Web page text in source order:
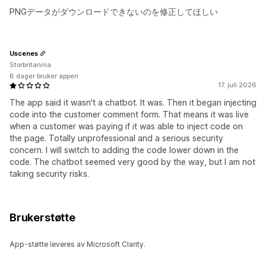
PNGデータがダウンロードできないのを修正してほしい
17. juli 2026
The app said it wasn't a chatbot. It was. Then it began injecting
code into the customer comment form. That means it was live
when a customer was paying if it was able to inject code on
the page. Totally unprofessional and a serious security
concern. I will switch to adding the code lower down in the
code. The chatbot seemed very good by the way, but I am not
taking security risks.
Uscenes
Storbritannia
8 dager bruker appen
Brukerstøtte
App-støtte leveres av Microsoft Clarity.